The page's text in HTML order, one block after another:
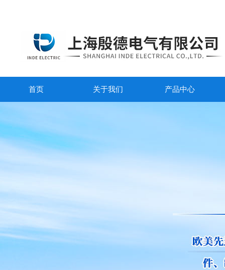
首页 关于我们 产品中心